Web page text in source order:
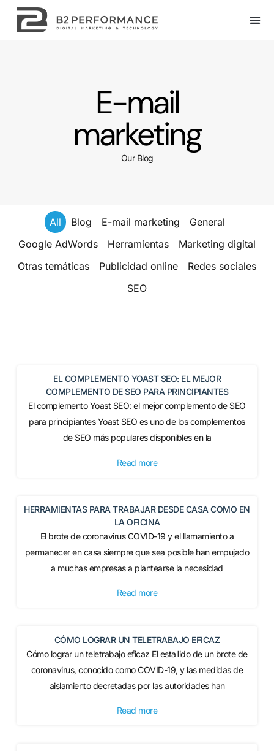
E-mail
marketing
Our Blog
Blog E-mail marketing
General
Google AdWords
Herramientas
Marketing digital
Otras temáticas
Publicidad online
Redes sociales
SEO
All
EL COMPLEMENTO YOAST SEO: EL MEJOR
COMPLEMENTO DE SEO PARA PRINCIPIANTES
El complemento Yoast SEO: el mejor complemento de SEO
para principiantes Yoast SEO es uno de los complementos
de SEO más populares disponibles en la
Read more
HERRAMIENTAS PARA TRABAJAR DESDE CASA COMO EN
LA OFICINA
El brote de coronavirus COVID-19 y el llamamiento a
permanecer en casa siempre que sea posible han empujado
a muchas empresas a plantearse la necesidad
Read more
CÓMO LOGRAR UN TELETRABAJO EFICAZ
Cómo lograr un teletrabajo eficaz El estallido de un brote de
coronavirus, conocido como COVID-19, y las medidas de
aislamiento decretadas por las autoridades han
Read more